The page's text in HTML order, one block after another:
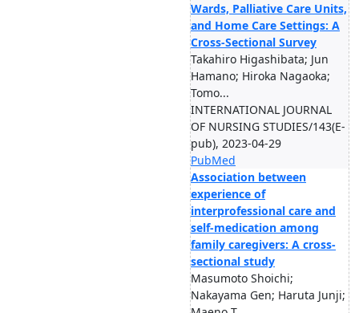
Wards, Palliative Care Units,
and Home Care Settings: A
Cross-Sectional Survey
Takahiro Higashibata; Jun
Hamano; Hiroka Nagaoka;
Tomo...
INTERNATIONAL JOURNAL
OF NURSING STUDIES/143(E-
pub), 2023-04-29
PubMed
Association between
experience of
interprofessional care and
self-medication among
family caregivers: A cross-
sectional study
Masumoto Shoichi;
Nakayama Gen; Haruta Junji;